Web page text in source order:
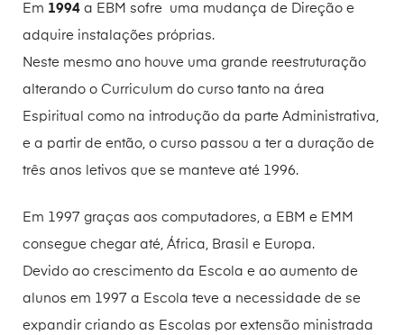
Em 1994 a EBM sofre uma mudança de Direção e
adquire instalações próprias.
Neste mesmo ano houve uma grande reestruturação
alterando o Curriculum do curso tanto na área
Espiritual como na introdução da parte Administrativa,
e a partir de então, o curso passou a ter a duração de
três anos letivos que se manteve até 1996.
Em 1997 graças aos computadores, a EBM e EMM
consegue chegar até, África, Brasil e Europa.
Devido ao crescimento da Escola e ao aumento de
alunos em 1997 a Escola teve a necessidade de se
expandir criando as Escolas por extensão ministrada